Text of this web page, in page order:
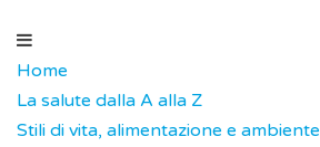
Home
La salute dalla A alla Z
Stili di vita, alimentazione e ambiente